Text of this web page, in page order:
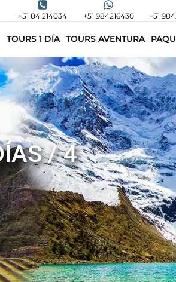
+51 84 214034 +51 984216430 +51
TOURS 1 DÍA TOURS AVENTURA
/ 4